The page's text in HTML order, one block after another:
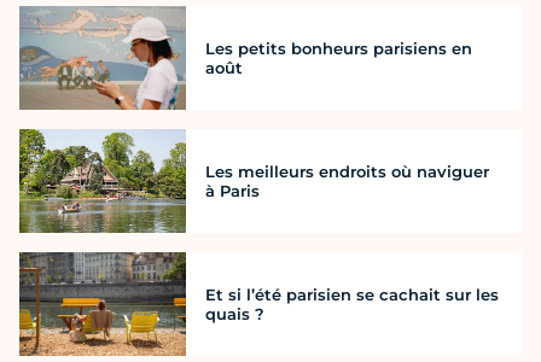
Les petits bonheurs parisiens en
août
Les meilleurs endroits où naviguer
à Paris
Et si l’été parisien se cachait sur les
quais ?